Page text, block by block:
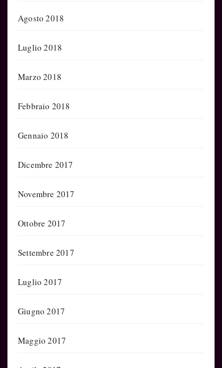
Agosto 2018
Luglio 2018
Marzo 2018
Febbraio 2018
Gennaio 2018
Dicembre 2017
Novembre 2017
Ottobre 2017
Settembre 2017
Luglio 2017
Giugno 2017
Maggio 2017